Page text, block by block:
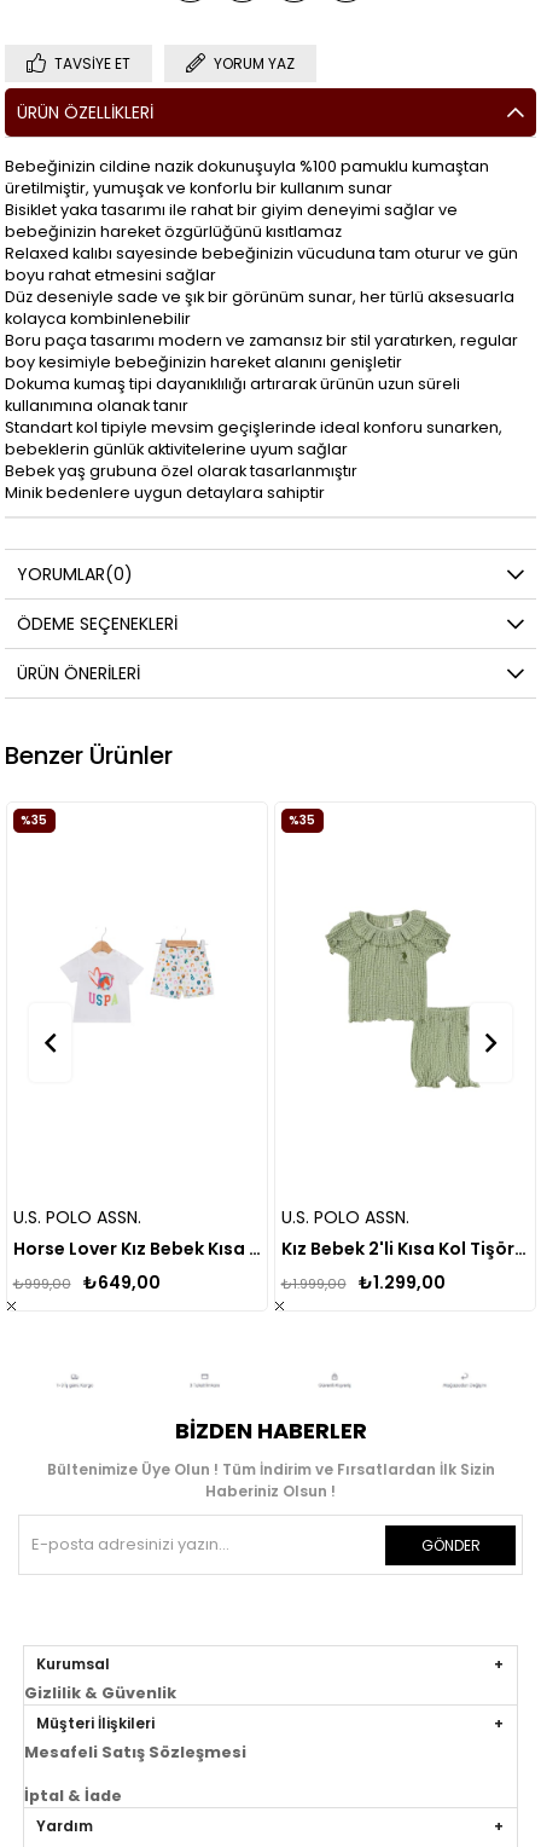
TAVSIYE ET YORUM YAZ
ÜRÜN ÖZELLIKLERI
Bebeğinizin cildine nazik dokunuşuyla %100 pamuklu kumaştan
üretilmiştir, yumuşak ve konforlu bir kullanım sunar
Bisiklet yaka tasarımı ile rahat bir giyim deneyimi sağlar ve
bebeğinizin hareket özgürlüğünü kısıtlamaz
Relaxed kalıbı sayesinde bebeğinizin vücuduna tam oturur ve gün
boyu rahat etmesini sağlar
Düz deseniyle sade ve şık bir görünüm sunar, her türlü aksesuarla
kolayca kombinlenebilir
Boru paça tasarımı modern ve zamansız bir stil yaratırken, regular
boy kesimiyle bebeğinizin hareket alanını genişletir
Dokuma kumaş tipi dayanıklılığı artırarak ürünün uzun süreli
kullanımına olanak tanır
Standart kol tipiyle mevsim geçişlerinde ideal konforu sunarken,
bebeklerin günlük aktivitelerine uyum sağlar
Bebek yaş grubuna özel olarak tasarlanmıştır
Minik bedenlere uygun detaylara sahiptir
YORUMLAR(0)
ÖDEME SEÇENEKLERI
ÜRÜN ÖNERILERI
Benzer Ürünler
U.S. POLO ASSN.
Horse Lover Kız Bebek Kısa Kollu Takım
₺649,00
₺999,00
%35
U.S. POLO ASSN.
Kız Bebek 2'li Kısa Kol Tişört Takım USB2009
₺1.299,00
₺1.999,00
%35
BIZDEN HABERLER
Bültenimize Üye Olun ! Tüm İndirim ve Fırsatlardan İlk Sizin
Haberiniz Olsun !
GÖNDER
Kurumsal
Gizlilik & Güvenlik
Müşteri İlişkileri
Mesafeli Satış Sözleşmesi
İptal & İade
Yardım